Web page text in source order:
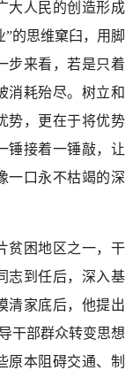
大人民的创造形成
”的思维窠臼，用脚
步来看，若是只着
消耗殆尽。树立和
势，更在于将优势
锤接着一锤敲，让
一口永不枯竭的深
贫困地区之一，干
志到任后，深入基
清家底后，他提出
干部群众转变思想
原本阻碍交通、制